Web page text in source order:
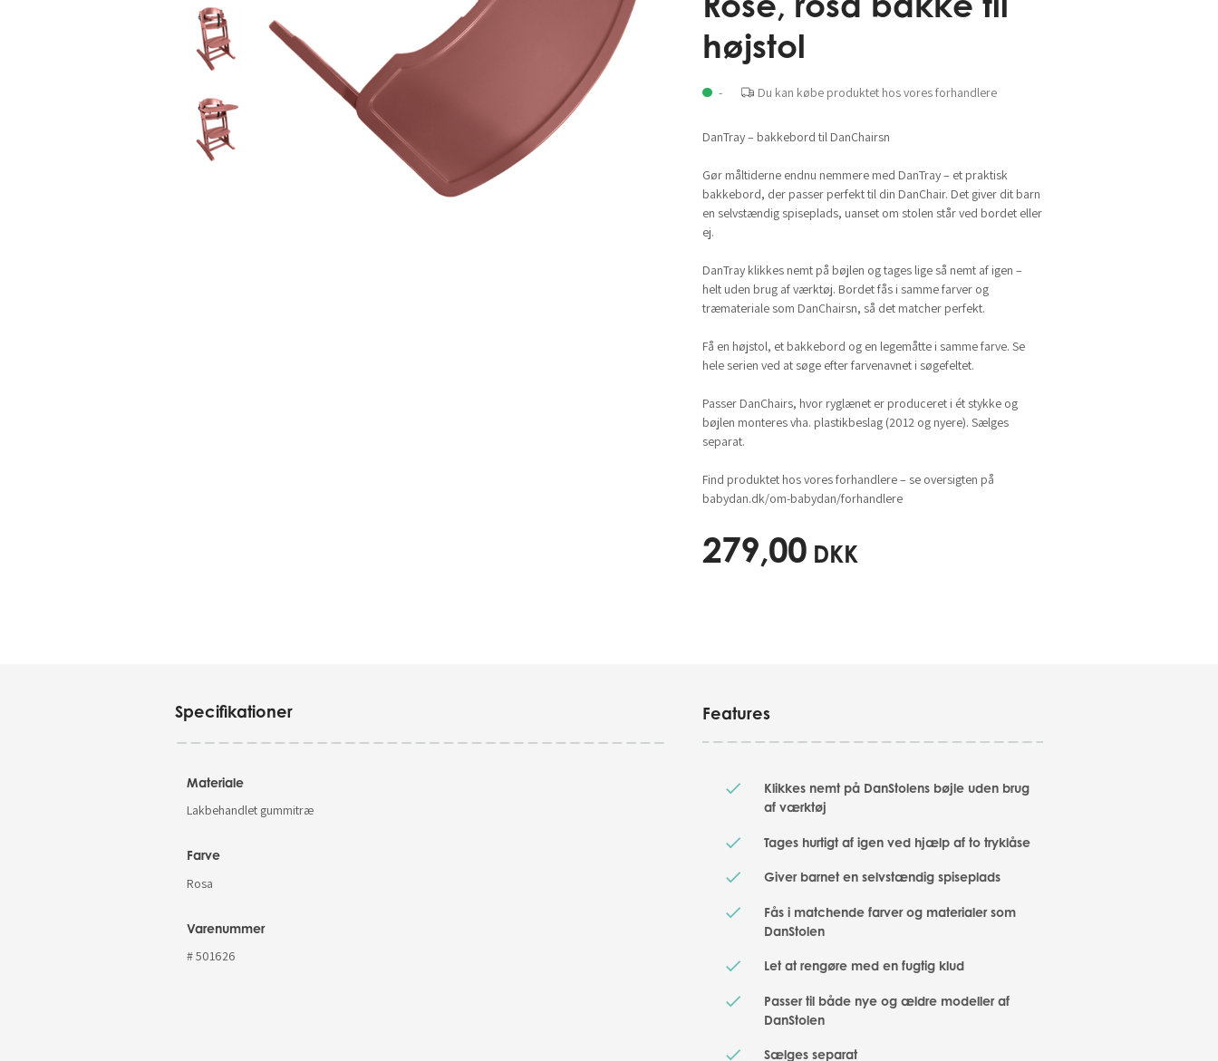
højstol
- Du kan købe produktet hos vores forhandlere
DanTray – bakkebord til DanChairsn
Gør måltiderne endnu nemmere med DanTray – et praktisk
bakkebord, der passer perfekt til din DanChair. Det giver dit barn
en selvstændig spiseplads, uanset om stolen står ved bordet eller
ej.
DanTray klikkes nemt på bøjlen og tages lige så nemt af igen –
helt uden brug af værktøj. Bordet fås i samme farver og
træmateriale som DanChairsn, så det matcher perfekt.
Få en højstol, et bakkebord og en legemåtte i samme farve. Se
hele serien ved at søge efter farvenavnet i søgefeltet.
Passer DanChairs, hvor ryglænet er produceret i ét stykke og
bøjlen monteres vha. plastikbeslag (2012 og nyere). Sælges
separat.
Find produktet hos vores forhandlere – se oversigten på
babydan.dk/om-babydan/forhandlere
279,00 DKK
Specifikationer
Materiale
Lakbehandlet gummitræ
Farve
Rosa
Varenummer
# 501626
Features
Klikkes nemt på DanStolens bøjle uden brug
af værktøj
Tages hurtigt af igen ved hjælp af to tryklåse
Giver barnet en selvstændig spiseplads
Fås i matchende farver og materialer som
DanStolen
Let at rengøre med en fugtig klud
Passer til både nye og ældre modeller af
DanStolen
Sælges separat